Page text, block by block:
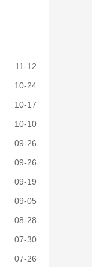
11-12
10-24
10-17
10-10
09-26
09-26
09-19
09-05
08-28
07-30
07-26